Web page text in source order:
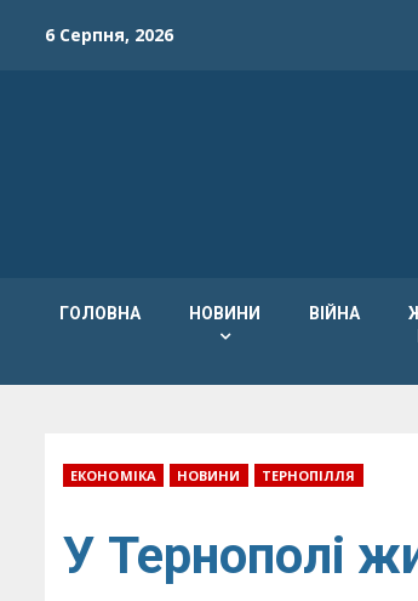
6 Серпня, 2026
ГОЛОВНА НОВИНИ ВІЙНА
ЕКОНОМІКА НОВИНИ ТЕРНОПІЛЛЯ
У Тернополі